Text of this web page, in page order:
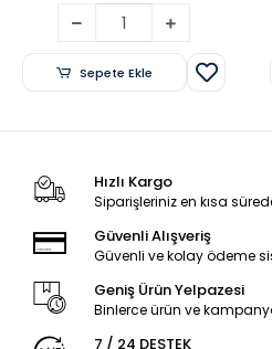
Sepete Ekle
Hızlı Kargo
Siparişleriniz en kısa
Güvenli Alışveriş
Güvenli ve kolay ödeme
Geniş Ürün Yelpazesi
Binlerce ürün ve
7 / 24 DESTEK